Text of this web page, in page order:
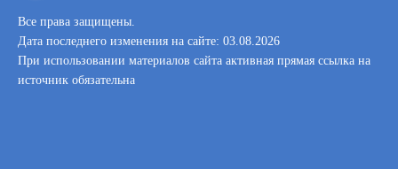
Все права защищены.
Дата последнего изменения на сайте: 03.08.2026
При использовании материалов сайта активная прямая ссылка на
источник обязательна